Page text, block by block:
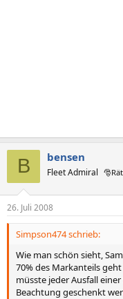
B bensen
Fleet Admiral
26. Juli 2008
Simpson474 schrieb:
Wie man schön sieht,
70% des Markanteils
müsste jeder Ausfall
Beachtung geschenkt